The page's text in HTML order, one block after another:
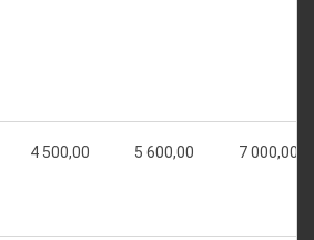
4 500,00 5 600,00 7 000,00